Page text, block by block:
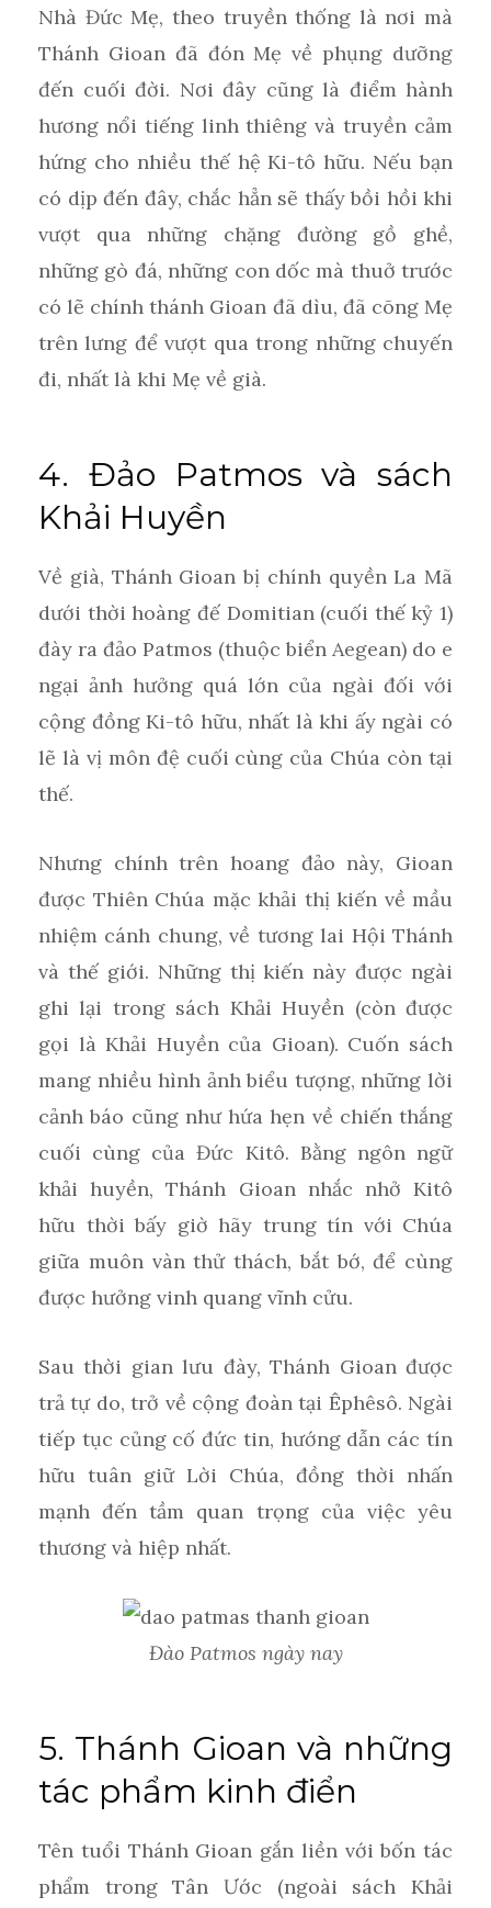
Nhà Đức Mẹ, theo truyền thống là nơi mà
Thánh Gioan đã đón Mẹ về phụng dưỡng
đến cuối đời. Nơi đây cũng là điểm hành
hương nổi tiếng linh thiêng và truyền cảm
hứng cho nhiều thế hệ Ki-tô hữu. Nếu bạn
có dịp đến đây, chắc hẳn sẽ thấy bồi hồi khi
vượt qua những chặng đường gồ ghề,
những gò đá, những con dốc mà thuở trước
có lẽ chính thánh Gioan đã dìu, đã cõng Mẹ
trên lưng để vượt qua trong những chuyến
đi, nhất là khi Mẹ về già.
4. Đảo Patmos và sách
Khải Huyền
Về già, Thánh Gioan bị chính quyền La Mã
dưới thời hoàng đế Domitian (cuối thế kỷ 1)
đày ra đảo Patmos (thuộc biển Aegean) do e
ngại ảnh hưởng quá lớn của ngài đối với
cộng đồng Ki-tô hữu, nhất là khi ấy ngài có
lẽ là vị môn đệ cuối cùng của Chúa còn tại
thế.
Nhưng chính trên hoang đảo này, Gioan
được Thiên Chúa mặc khải thị kiến về mầu
nhiệm cánh chung, về tương lai Hội Thánh
và thế giới. Những thị kiến này được ngài
ghi lại trong sách Khải Huyền (còn được
gọi là Khải Huyền của Gioan). Cuốn sách
mang nhiều hình ảnh biểu tượng, những lời
cảnh báo cũng như hứa hẹn về chiến thắng
cuối cùng của Đức Kitô. Bằng ngôn ngữ
khải huyền, Thánh Gioan nhắc nhở Kitô
hữu thời bấy giờ hãy trung tín với Chúa
giữa muôn vàn thử thách, bắt bớ, để cùng
được hưởng vinh quang vĩnh cửu.
Sau thời gian lưu đày, Thánh Gioan được
trả tự do, trở về cộng đoàn tại Êphêsô. Ngài
tiếp tục củng cố đức tin, hướng dẫn các tín
hữu tuân giữ Lời Chúa, đồng thời nhấn
mạnh đến tầm quan trọng của việc yêu
thương và hiệp nhất.
Đào Patmos ngày nay
5. Thánh Gioan và những
tác phẩm kinh điển
Tên tuổi Thánh Gioan gắn liền với bốn tác
phẩm trong Tân Ước (ngoài sách Khải